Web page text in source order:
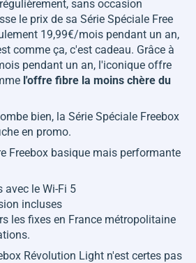
sans occasion
le prix de sa Série Spéciale Free
19,99€/mois pendant un an,
comme ça, c'est cadeau. Grâce à
pendant un an, l'iconique offre
l'offre fibre la moins chère du
bien, la Série Spéciale Freebox
en promo.
Freebox basique mais performante
avec le Wi-Fi 5
incluses
les fixes en France métropolitaine
Révolution Light n'est certes pas